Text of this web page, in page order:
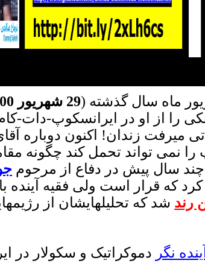
ماه سال گذشته (29 شهریور 1400
را از او در ایرانسکوپ-دات-
میرفت زندان! اکنون دوباره
نمی تواند تحمل کند چگونه
سال پیش در دفاع از مرحوم
که قرار است ولی فقیه آینده
رند شد که تحلیلهایشان از
آینده نگر دموکراتیک و سکولار در